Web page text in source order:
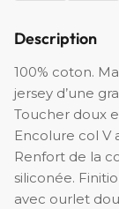
Description
100% coton.
jersey d’une
Toucher doux
Encolure col V
Renfort de la
siliconée.
avec ourlet